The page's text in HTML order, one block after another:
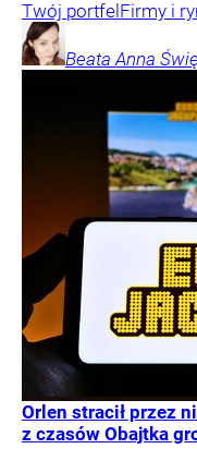
Twój portfelFirmy i
Beata Anna
Orlen stracił przez
z czasów Obajtka